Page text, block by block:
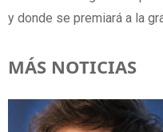
y donde se premiará a la
MÁS NOTICIAS